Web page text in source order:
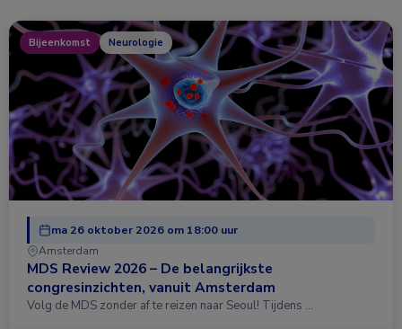
Bijeenkomst Neurologie
ma 26 oktober 2026 om 18:00 uur
Amsterdam
MDS Review 2026 – De belangrijkste
congresinzichten, vanuit Amsterdam
Volg de MDS zonder af te reizen naar Seoul! Tijdens …